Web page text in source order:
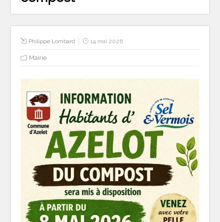
Philippe Lombard 14 mai 2026
Mairie